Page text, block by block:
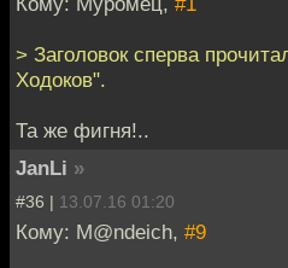
> Заголовок сперва
Ходоков".
Та же фигня!..
JanLi »
#36 | 13.07.16 01:20
Кому: M@ndeich, #9